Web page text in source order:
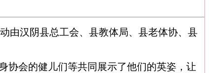
由汉阴县总工会、县教体局、县老体协、县
协会的健儿们等共同展示了他们的英姿，让